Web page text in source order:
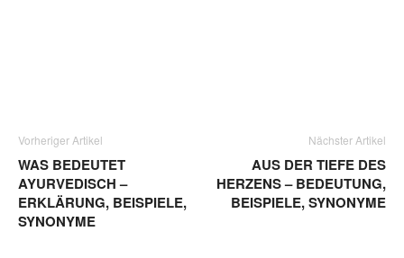
Vorheriger Artikel
WAS BEDEUTET
AYURVEDISCH –
ERKLÄRUNG, BEISPIELE,
SYNONYME
Nächster Artikel
AUS DER TIEFE DES
HERZENS – BEDEUTUNG,
BEISPIELE, SYNONYME